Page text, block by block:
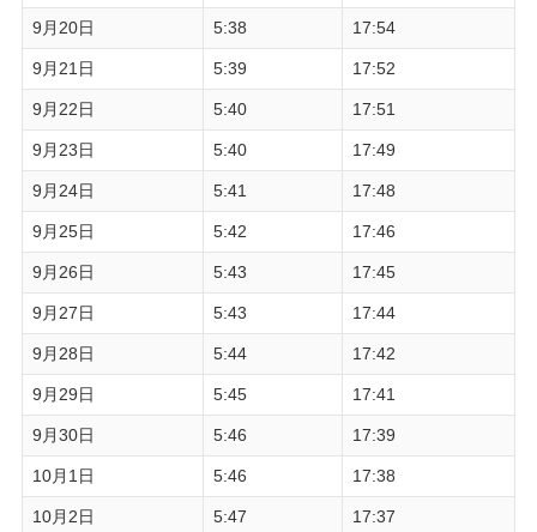
9月20日 5:38 17:54
9月21日 5:39 17:52
9月22日 5:40 17:51
9月23日 5:40 17:49
9月24日 5:41 17:48
9月25日 5:42 17:46
9月26日 5:43 17:45
9月27日 5:43 17:44
9月28日 5:44 17:42
9月29日 5:45 17:41
9月30日 5:46 17:39
10月1日 5:46 17:38
10月2日 5:47 17:37